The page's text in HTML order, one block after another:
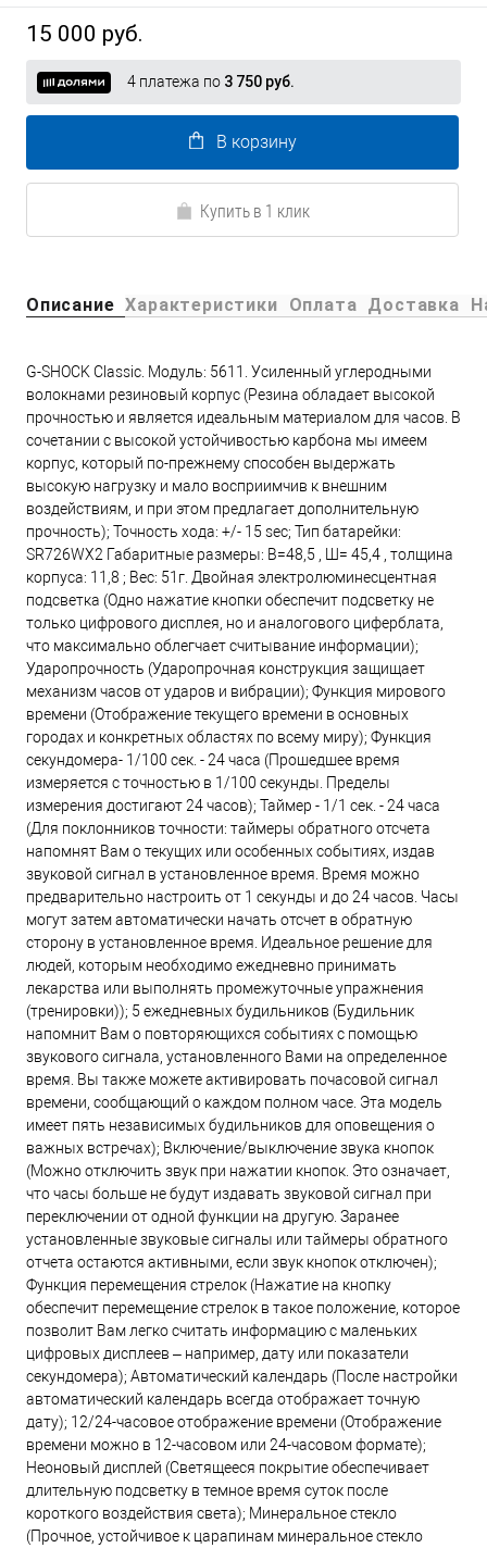
15 000 руб.
4 платежа по 3 750 руб.
В корзину
Купить в 1 клик
Описание Характеристики Оплата Доставка
G-SHOCK Classic. Модуль: 5611. Усиленный углеродными
волокнами резиновый корпус (Резина обладает высокой
прочностью и является идеальным материалом для часов. В
сочетании с высокой устойчивостью карбона мы имеем
корпус, который по-прежнему способен выдержать
высокую нагрузку и мало восприимчив к внешним
воздействиям, и при этом предлагает дополнительную
прочность); Точность хода: +/- 15 sec; Тип батарейки:
SR726WX2 Габаритные размеры: В=48,5 , Ш= 45,4 , толщина
корпуса: 11,8 ; Вес: 51г. Двойная электролюминесцентная
подсветка (Одно нажатие кнопки обеспечит подсветку не
только цифрового дисплея, но и аналогового циферблата,
что максимально облегчает считывание информации);
Ударопрочность (Ударопрочная конструкция защищает
механизм часов от ударов и вибрации); Функция мирового
времени (Отображение текущего времени в основных
городах и конкретных областях по всему миру); Функция
секундомера- 1/100 сек. - 24 часа (Прошедшее время
измеряется с точностью в 1/100 секунды. Пределы
измерения достигают 24 часов); Таймер - 1/1 сек. - 24 часа
(Для поклонников точности: таймеры обратного отсчета
напомнят Вам о текущих или особенных событиях, издав
звуковой сигнал в установленное время. Время можно
предварительно настроить от 1 секунды и до 24 часов. Часы
могут затем автоматически начать отсчет в обратную
сторону в установленное время. Идеальное решение для
людей, которым необходимо ежедневно принимать
лекарства или выполнять промежуточные упражнения
(тренировки)); 5 ежедневных будильников (Будильник
напомнит Вам о повторяющихся событиях с помощью
звукового сигнала, установленного Вами на определенное
время. Вы также можете активировать почасовой сигнал
времени, сообщающий о каждом полном часе. Эта модель
имеет пять независимых будильников для оповещения о
важных встречах); Включение/выключение звука кнопок
(Можно отключить звук при нажатии кнопок. Это означает,
что часы больше не будут издавать звуковой сигнал при
переключении от одной функции на другую. Заранее
установленные звуковые сигналы или таймеры обратного
отчета остаются активными, если звук кнопок отключен);
Функция перемещения стрелок (Нажатие на кнопку
обеспечит перемещение стрелок в такое положение, которое
позволит Вам легко считать информацию с маленьких
цифровых дисплеев – например, дату или показатели
секундомера); Автоматический календарь (После настройки
автоматический календарь всегда отображает точную
дату); 12/24-часовое отображение времени (Отображение
времени можно в 12-часовом или 24-часовом формате);
Неоновый дисплей (Светящееся покрытие обеспечивает
длительную подсветку в темное время суток после
короткого воздействия света); Минеральное стекло
(Прочное, устойчивое к царапинам минеральное стекло